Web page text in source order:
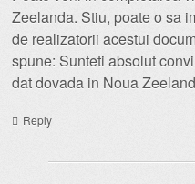
Zeelanda. Stiu, poate o sa
de realizatorii acestui
spune: Sunteti absolut
dat dovada in Noua
Reply